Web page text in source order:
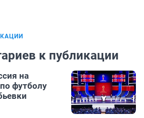
к публикации
на
футболу